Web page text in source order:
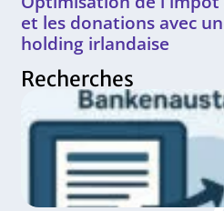
et les donations avec
holding irlandaise
Recherches